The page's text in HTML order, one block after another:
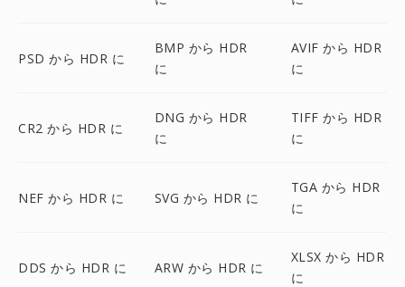
PSD から HDR に
BMP から HDR
に
AVIF から HDR
に
CR2 から HDR に
DNG から HDR
に
TIFF から HDR
に
NEF から HDR に SVG から HDR に
TGA から HDR
に
DDS から HDR に ARW から HDR に
XLSX から HDR
に